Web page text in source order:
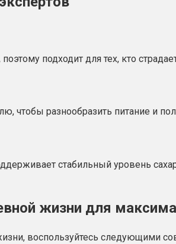
подходит для тех, кто
чтобы разнообразить питание и
стабильный уровень
жизни для
воспользуйтесь следующими